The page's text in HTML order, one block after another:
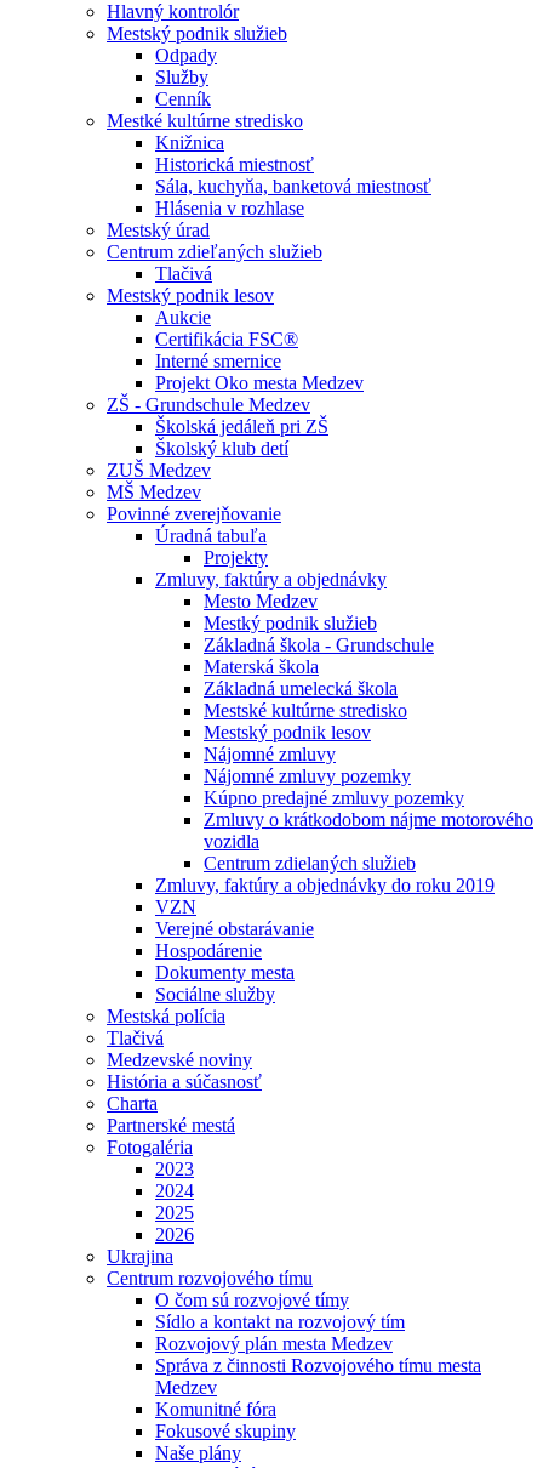
Hlavný kontrolór
Mestský podnik služieb
Odpady
Služby
Cenník
Mestké kultúrne stredisko
Knižnica
Historická miestnosť
Sála, kuchyňa, banketová miestnosť
Hlásenia v rozhlase
Mestský úrad
Centrum zdieľaných služieb
Tlačivá
Mestský podnik lesov
Aukcie
Certifikácia FSC®
Interné smernice
Projekt Oko mesta Medzev
ZŠ - Grundschule Medzev
Školská jedáleň pri ZŠ
Školský klub detí
ZUŠ Medzev
MŠ Medzev
Povinné zverejňovanie
Úradná tabuľa
Projekty
Zmluvy, faktúry a objednávky
Mesto Medzev
Mestký podnik služieb
Základná škola - Grundschule
Materská škola
Základná umelecká škola
Mestské kultúrne stredisko
Mestský podnik lesov
Nájomné zmluvy
Nájomné zmluvy pozemky
Kúpno predajné zmluvy pozemky
Zmluvy o krátkodobom nájme motorového
vozidla
Centrum zdielaných služieb
Zmluvy, faktúry a objednávky do roku 2019
VZN
Verejné obstarávanie
Hospodárenie
Dokumenty mesta
Sociálne služby
Mestská polícia
Tlačivá
Medzevské noviny
História a súčasnosť
Charta
Partnerské mestá
Fotogaléria
2023
2024
2025
2026
Ukrajina
Centrum rozvojového tímu
O čom sú rozvojové tímy
Sídlo a kontakt na rozvojový tím
Rozvojový plán mesta Medzev
Správa z činnosti Rozvojového tímu mesta
Medzev
Komunitné fóra
Fokusové skupiny
Naše plány